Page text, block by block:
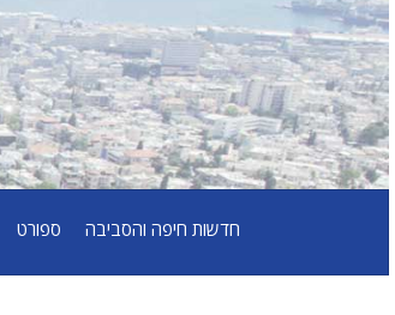
חדשות חיפה והסביבה ספורט